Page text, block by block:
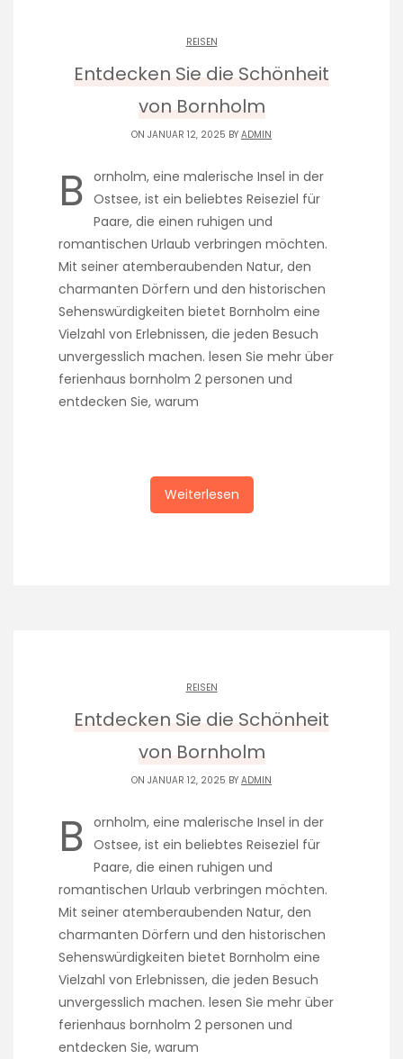
REISEN
Entdecken Sie die Schönheit
von Bornholm
ON JANUAR 12, 2025 BY ADMIN
B ornholm, eine malerische Insel in der
Ostsee, ist ein beliebtes Reiseziel für
Paare, die einen ruhigen und
romantischen Urlaub verbringen möchten.
Mit seiner atemberaubenden Natur, den
charmanten Dörfern und den historischen
Sehenswürdigkeiten bietet Bornholm eine
Vielzahl von Erlebnissen, die jeden Besuch
unvergesslich machen. lesen Sie mehr über
ferienhaus bornholm 2 personen und
entdecken Sie, warum
Weiterlesen
REISEN
Entdecken Sie die Schönheit
von Bornholm
ON JANUAR 12, 2025 BY ADMIN
B ornholm, eine malerische Insel in der
Ostsee, ist ein beliebtes Reiseziel für
Paare, die einen ruhigen und
romantischen Urlaub verbringen möchten.
Mit seiner atemberaubenden Natur, den
charmanten Dörfern und den historischen
Sehenswürdigkeiten bietet Bornholm eine
Vielzahl von Erlebnissen, die jeden Besuch
unvergesslich machen. lesen Sie mehr über
ferienhaus bornholm 2 personen und
entdecken Sie, warum